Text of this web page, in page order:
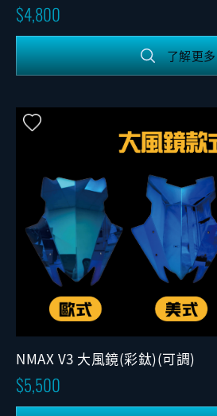
4,800
了解更多
NMAX V3 大風鏡(彩鈦)(可調)
5,500